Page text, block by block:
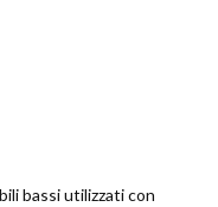
bassi utilizzati con